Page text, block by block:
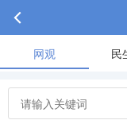
网观 民